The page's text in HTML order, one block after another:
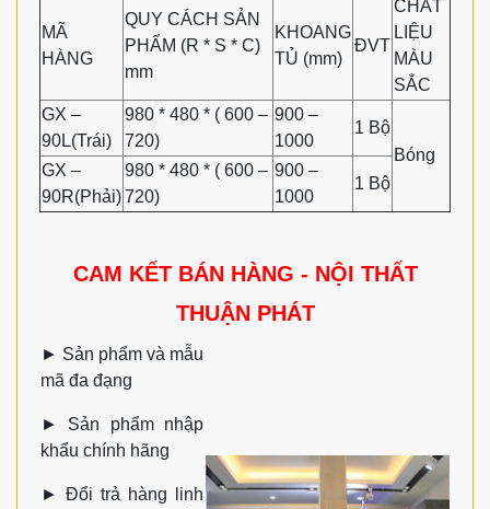
MÃ
HÀNG
QUY CÁCH SẢN
PHẨM (R * S * C)
mm
KHOANG
TỦ (mm)
ĐVT
CHẤT
LIỆU
MÀU
SẮC
GX –
90L(Trái)
980 * 480 * ( 600 –
720)
900 –
1000
1 Bộ
Bóng
GX –
90R(Phải)
980 * 480 * ( 600 –
720)
900 –
1000
1 Bộ
CAM KẾT BÁN HÀNG - NỘI THẤT
THUẬN PHÁT
► Sản phẩm và mẫu
mã đa đạng
► Sản phẩm nhập
khẩu chính hãng
► Đổi trả hàng linh